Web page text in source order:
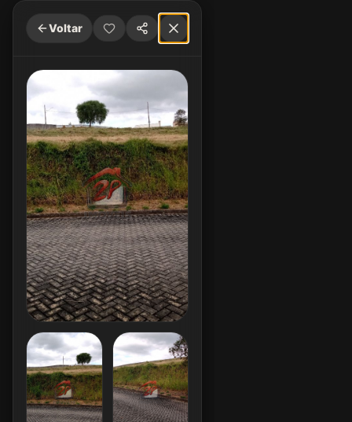
Voltar